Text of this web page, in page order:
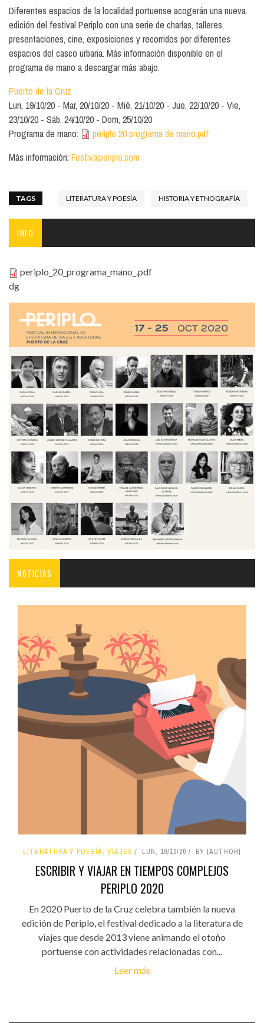
Diferentes espacios de la localidad portuense acogerán una nueva
edición del festival Periplo con una serie de charlas, talleres,
presentaciones, cine, exposiciones y recorridos por diferentes
espacios del casco urbana. Más información disponible en el
programa de mano a descargar más abajo.
Puerto de la Cruz
Lun, 19/10/20
Mar, 20/10/20 Mié, 21/10/20 Jue, 22/10/20
Vie,
23/10/20
Sáb, 24/10/20
Dom, 25/10/20
Programa de mano:
periplo 20 programa de mano.pdf
Más información: Festivalperiplo.com
TAGS LITERATURA Y POESÍA HISTORIA Y ETNOGRAFÍA
INFO
periplo_20_programa_mano_.pdf
periplo_20_programa_mano_.pdf
dg
periplo-participantes2020.jpg
NOTICIAS
LITERATURA Y POESÍA, VIAJES LUN, 19/10/20 BY [AUTHOR]
ESCRIBIR Y VIAJAR EN TIEMPOS COMPLEJOS
PERIPLO 2020
En 2020 Puerto de la Cruz celebra también la nueva
edición de Periplo, el festival dedicado a la literatura de
viajes que desde 2013 viene animando el otoño
portuense con actividades relacionadas con...
Leer más